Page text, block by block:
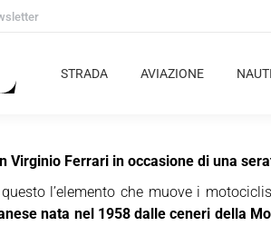
STRADA AVIAZIONE
Virginio Ferrari in occasione di una
l’elemento che muove i
nata nel 1958 dalle ceneri della